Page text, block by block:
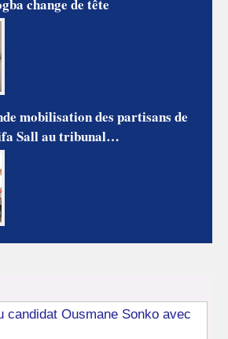
change de tête
mobilisation des partisans de
Sall au tribunal…
candidat Ousmane Sonko avec